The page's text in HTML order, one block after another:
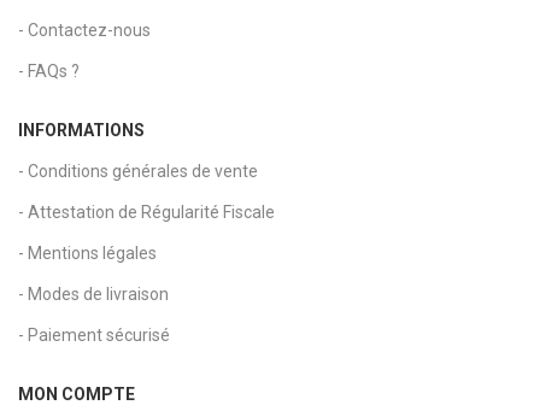
- Contactez-nous
- FAQs ?
INFORMATIONS
- Conditions générales de vente
- Attestation de Régularité Fiscale
- Mentions légales
- Modes de livraison
- Paiement sécurisé
MON COMPTE